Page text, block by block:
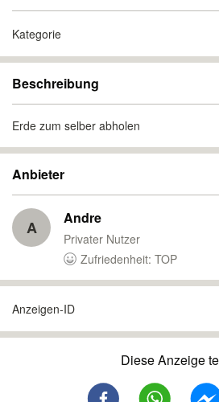
Kategorie
Beschreibung
Erde zum selber abholen
Anbieter
A Andre
Privater Nutzer
Zufriedenheit: TOP
Anzeigen-ID
Diese Anzeige